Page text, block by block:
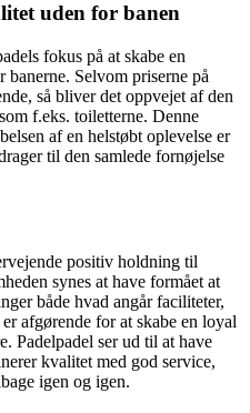
uden for banen
fokus på at skabe en
Selvom priserne på
så bliver det oppvejet af den
f.eks. toiletterne. Denne
af en helstøbt oplevelse er
til den samlede fornøjelse
positiv holdning til
synes at have formået at
både hvad angår faciliteter,
afgørende for at skabe en loyal
Padelpadel ser ud til at have
kvalitet med god service,
igen og igen.